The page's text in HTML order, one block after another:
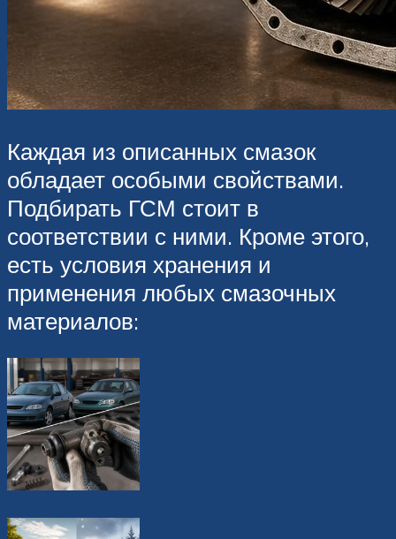
Каждая из описанных смазок
обладает особыми свойствами.
Подбирать ГСМ стоит в
соответствии с ними. Кроме этого,
есть условия хранения и
применения любых смазочных
материалов: